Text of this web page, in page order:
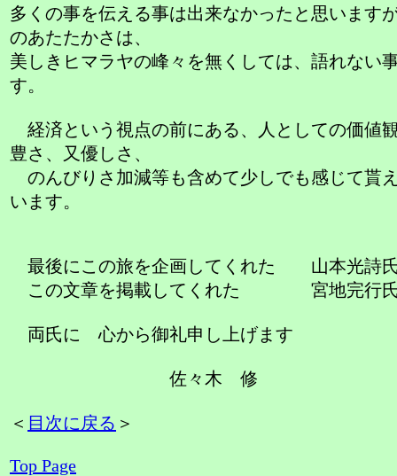
多くの事を伝える事は出来なかったと思います
のあたたかさは、
美しきヒマラヤの峰々を無くしては、語れない
す。
経済という視点の前にある、人としての価値
豊さ、又優しさ、
のんびりさ加減等も含めて少しでも感じて貰
います。
最後にこの旅を企画してくれた 山本光詩
この文章を掲載してくれた 宮地完行
両氏に 心から御礼申し上げます
佐々木 修
＜ 目次に戻る ＞
Top Page